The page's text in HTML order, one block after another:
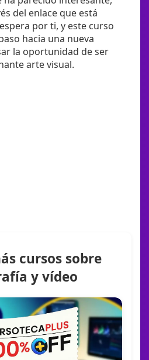
del enlace que está
por ti, y este curso
hacia una nueva
la oportunidad de ser
arte visual.
cursos sobre
y vídeo